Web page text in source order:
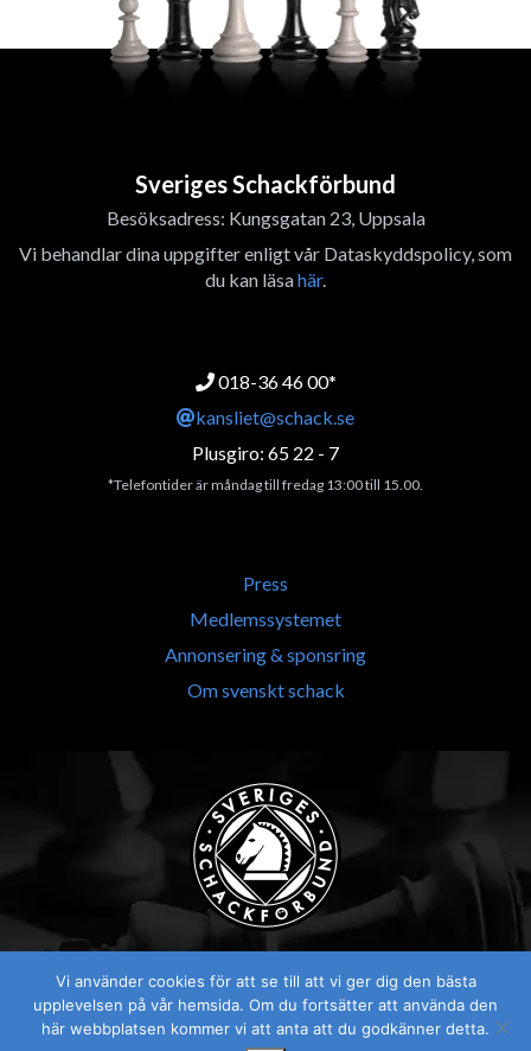
Sveriges Schackförbund
Besöksadress: Kungsgatan 23, Uppsala
Vi behandlar dina uppgifter enligt vår Dataskyddspolicy, som
du kan läsahär.
018-36 46 00*
kansliet@schack.se
Plusgiro: 65 22 - 7
*Telefontider är måndag till fredag 13:00 till 15.00.
Press
Medlemssystemet
Annonsering & sponsring
Om svenskt schack
Vi använder cookies för att se till att vi ger dig den bästa
upplevelsen på vår hemsida. Om du fortsätter att använda den
här webbplatsen kommer vi att anta att du godkänner detta.